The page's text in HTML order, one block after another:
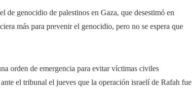
de genocidio de palestinos en Gaza, que desestimó en
más para prevenir el genocidio, pero no se espera que
orden de emergencia para evitar víctimas civiles
el tribunal el jueves que la operación israelí de Rafah fue